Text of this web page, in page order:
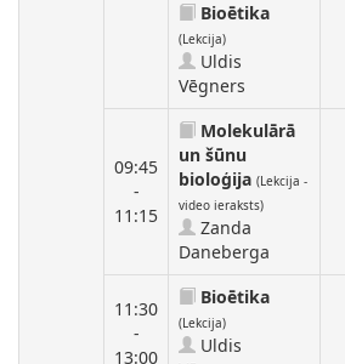
Bioētika
(Lekcija)
Uldis
Vēgners
09:45
-
11:15
Molekulārā
un šūnu
bioloģija (Lekcija -
video ieraksts)
Zanda
Daneberga
11:30
-
13:00
Bioētika
(Lekcija)
Uldis